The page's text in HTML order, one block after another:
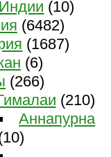
(10)
(6482)
(1687)
(6)
(266)
(210)
Аннапурна